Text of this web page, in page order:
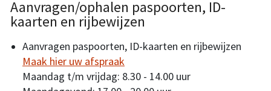
Aanvragen/ophalen paspoorten, ID-
kaarten en rijbewijzen
Aanvragen paspoorten, ID-kaarten en rijbewijzen
Maak hier uw afspraak
Maandag t/m vrijdag: 8.30 - 14.00 uur